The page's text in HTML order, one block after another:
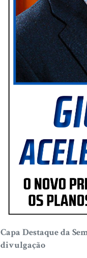
Capa Destaque da
divulgação